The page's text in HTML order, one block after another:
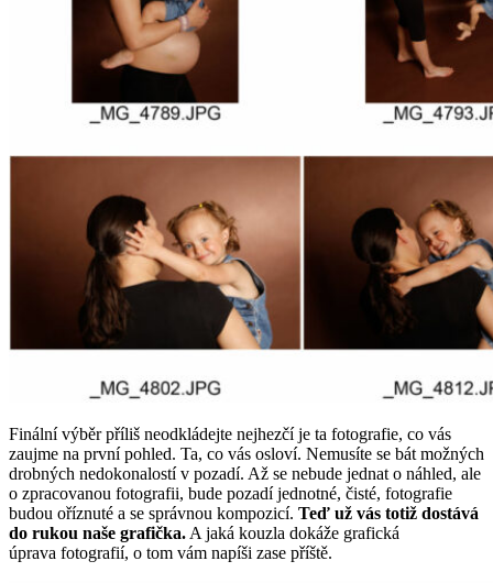
Finální výběr příliš neodkládejte nejhezčí je ta fotografie, co vás
zaujme na první pohled. Ta, co vás osloví. Nemusíte se bát možných
drobných nedokonalostí v pozadí. Až se nebude jednat o náhled, ale
o zpracovanou fotografii, bude pozadí jednotné, čisté, fotografie
budou oříznuté a se správnou kompozicí. Teď už vás totiž dostává
do rukou naše grafička. A jaká kouzla dokáže grafická
úprava fotografií, o tom vám napíši zase příště.